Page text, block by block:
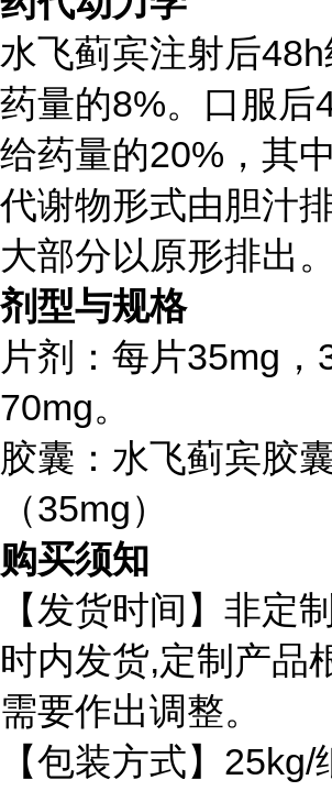
水飞蓟宾注射后
药量的8%。口服后
给药量的20%，其
代谢物形式由胆汁
大部分以原形排出。
剂型与规格
片剂：每片35mg，
70mg。
胶囊：水飞蓟宾胶
（35mg）
购买须知
【发货时间】非定
时内发货,定制产品
需要作出调整。
【包装方式】 25kg/